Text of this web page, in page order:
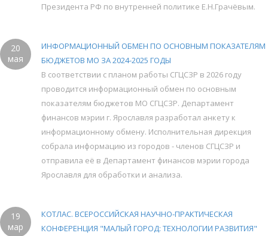
Президента РФ по внутренней политике Е.Н.Грачёвым.
20
мая
ИНФОРМАЦИОННЫЙ ОБМЕН ПО ОСНОВНЫМ ПОКАЗАТЕЛЯМ
БЮДЖЕТОВ МО ЗА 2024-2025 ГОДЫ
В соответствии с планом работы СГЦСЗР в 2026 году
проводится информационный обмен по основным
показателям бюджетов МО СГЦСЗР. Департамент
финансов мэрии г. Ярославля разработал анкету к
информационному обмену. Исполнительная дирекция
собрала информацию из городов - членов СГЦСЗР и
отправила её в Департамент финансов мэрии города
Ярославля для обработки и анализа.
19
мар
КОТЛАС. ВСЕРОССИЙСКАЯ НАУЧНО-ПРАКТИЧЕСКАЯ
КОНФЕРЕНЦИЯ "МАЛЫЙ ГОРОД: ТЕХНОЛОГИИ РАЗВИТИЯ"